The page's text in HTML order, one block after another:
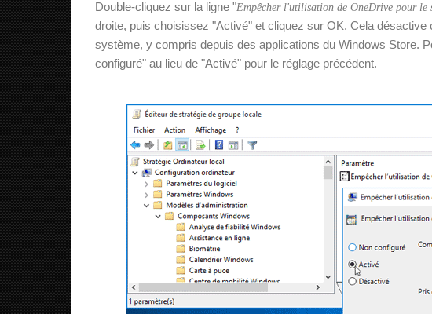
Double-cliquez sur la ligne "Empêcher l'utilisation de OneDrive pour le
droite, puis choisissez "Activé" et cliquez sur OK. Cela
système, y compris depuis des applications du Windows Store.
configuré" au lieu de "Activé" pour le réglage précédent.